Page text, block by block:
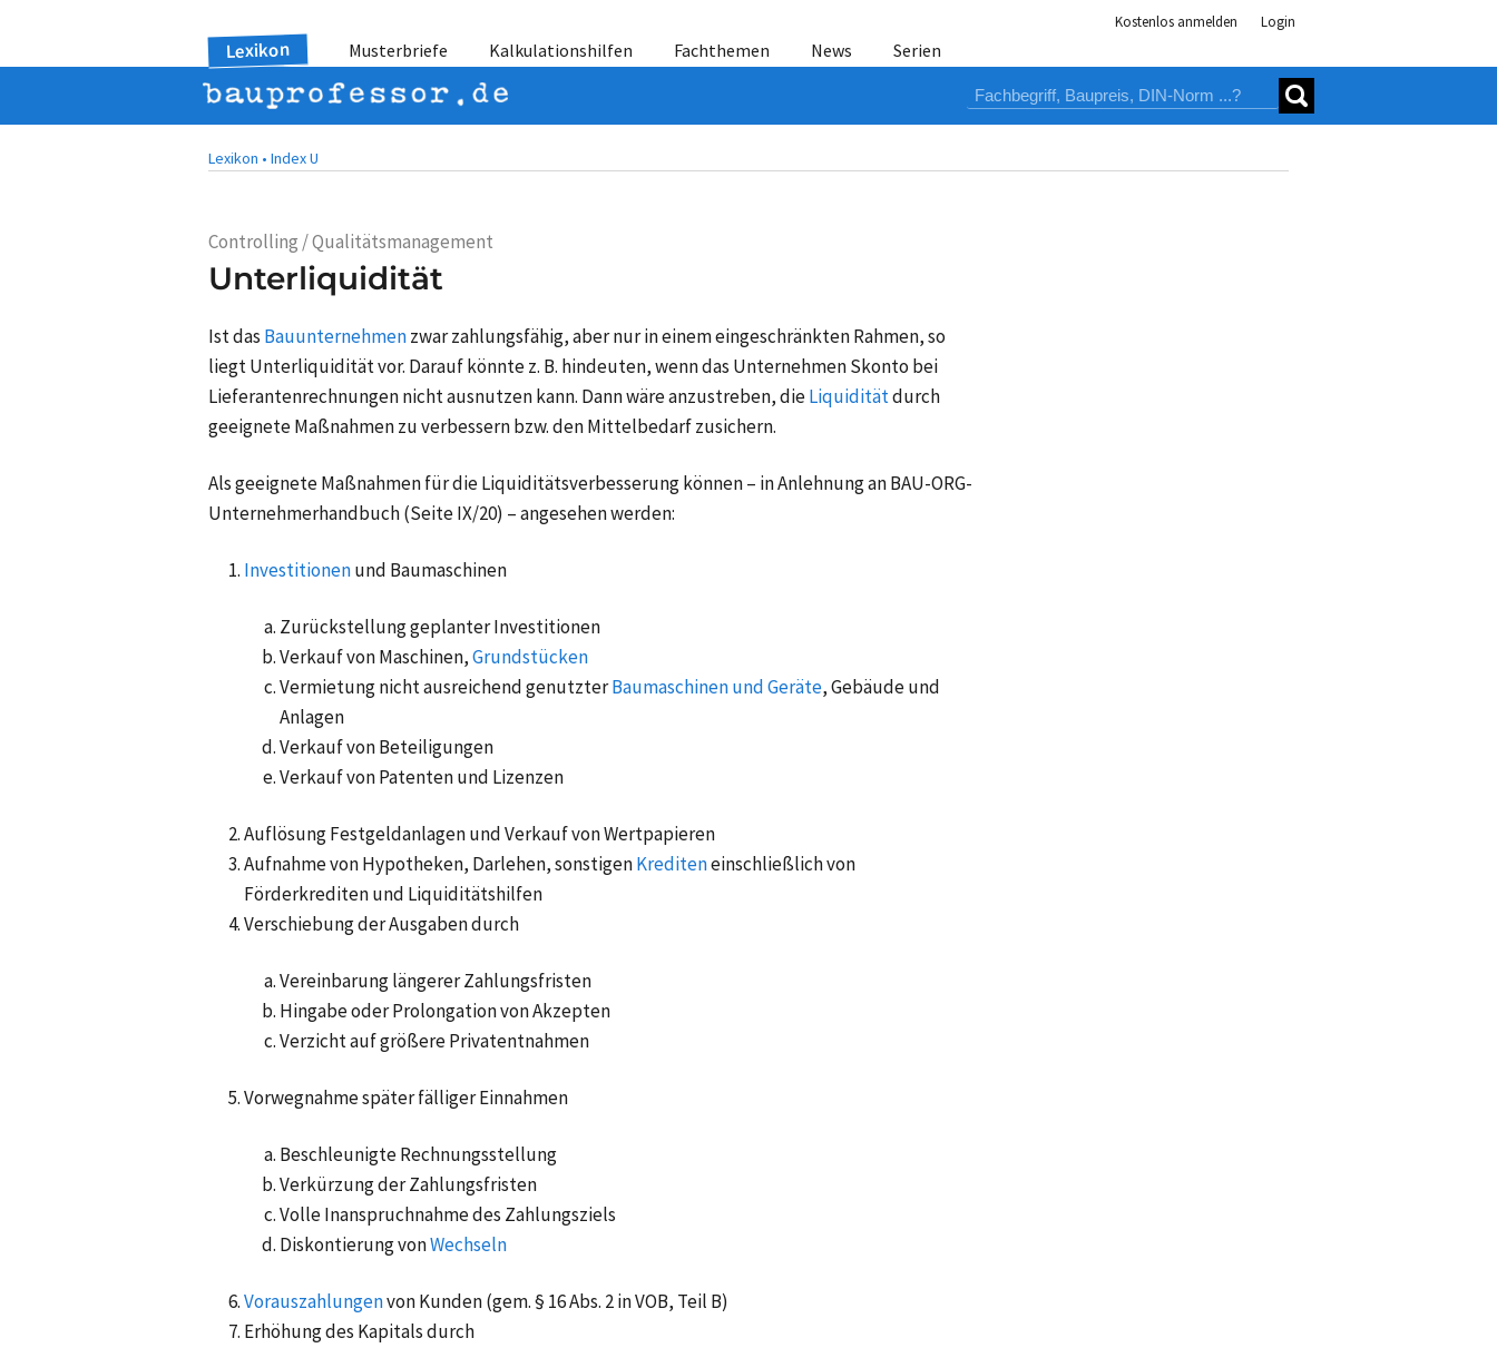
Kostenlos anmelden Login
Lexikon Musterbriefe Kalkulationshilfen Fachthemen News Serien
Lexikon • Index U
Controlling / Qualitätsmanagement
Unterliquidität
Ist das Bauunternehmenzwar zahlungsfähig, aber nur in einem eingeschränkten Rahmen, so
liegt Unterliquidität vor. Darauf könnte z. B. hindeuten, wenn das UnternehmenSkonto bei
Lieferantenrechnungen nicht ausnutzen kann. Dann wäre anzustreben, dieLiquiditätdurch
geeignete Maßnahmen zu verbessern bzw. den Mittelbedarf zusichern.
Als geeignete Maßnahmen für die Liquiditätsverbesserung können – in Anlehnung an BAU-ORG-
Unternehmerhandbuch (Seite IX/20) – angesehen werden:
Investitionenund Baumaschinen
Zurückstellung geplanter Investitionen
Verkauf von Maschinen,Grundstücken
Vermietung nicht ausreichend genutzterBaumaschinen und Geräte, Gebäude und
Anlagen
Verkauf von Beteiligungen
Verkauf von Patenten und Lizenzen
Auflösung Festgeldanlagen und Verkauf von Wertpapieren
Aufnahme von Hypotheken, Darlehen, sonstigenKrediteneinschließlich von
Förderkrediten und Liquiditätshilfen
Verschiebung der Ausgaben durch
Vereinbarung längerer Zahlungsfristen
Hingabe oder Prolongation von Akzepten
Verzicht auf größere Privatentnahmen
Vorwegnahme später fälliger Einnahmen
Beschleunigte Rechnungsstellung
Verkürzung der Zahlungsfristen
Volle Inanspruchnahme des Zahlungsziels
Diskontierung vonWechseln
Vorauszahlungenvon Kunden (gem. § 16 Abs. 2 in VOB, Teil B)
Erhöhung des Kapitalsdurch